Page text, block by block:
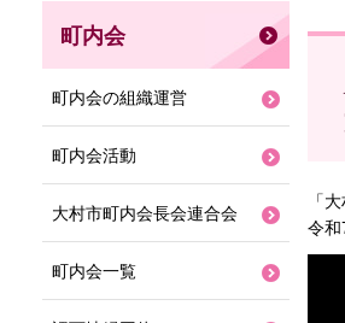
「
令和
町内会
町内会の組織運営
町内会活動
大村市町内会長会連合会
町内会一覧